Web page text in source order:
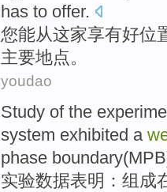
has to offer.
您能从这家享有好位
主要地点。
youdao
Study of the
system exhibited a
phase boundary
实验数据表明 ：组成